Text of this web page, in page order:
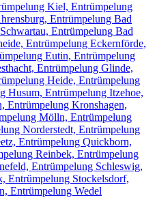
Kiel, Entrümpelung
Entrümpelung Bad
Entrümpelung Bad
Entrümpelung Eckernförde,
Eutin, Entrümpelung
Entrümpelung Glinde,
Heide, Entrümpelung
Husum, Entrümpelung Itzehoe,
Entrümpelung Kronshagen,
Mölln, Entrümpelung
Norderstedt, Entrümpelung
Entrümpelung Quickborn,
Reinbek, Entrümpelung
Entrümpelung Schleswig,
Entrümpelung Stockelsdorf,
Entrümpelung Wedel